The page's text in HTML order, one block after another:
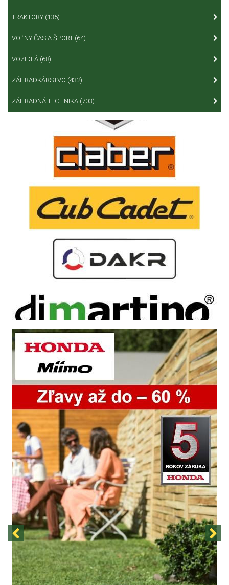
TRAKTORY (135)
VOĽNÝ ČAS A ŠPORT (64)
VOZIDLÁ (68)
ZÁHRADKÁRSTVO (432)
ZÁHRADNÁ TECHNIKA (703)